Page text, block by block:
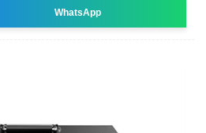
WhatsApp